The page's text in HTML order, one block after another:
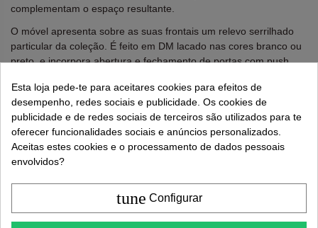
complementam o espaço resultante.
O móvel apresenta sobre as suas frontais um relevo serrilhado
particular da coleção. É feito em DM lacado nas cores branco ou
preto, e incorpora abertura e fechamento de portas com push.
Requer Montagem.
Altura: 80 cm. Comprimento: 159.2 cm. Largura: 47 cm
Lembre-se de usar "PROMO"
para obter um desconto
extra de 5%
Esta loja pede-te para aceitares cookies para efeitos de
desempenho, redes sociais e publicidade. Os cookies de
publicidade e de redes sociais de terceiros são utilizados para te
oferecer funcionalidades sociais e anúncios personalizados.
Aceitas estes cookies e o processamento de dados pessoais
envolvidos?
tune Configurar